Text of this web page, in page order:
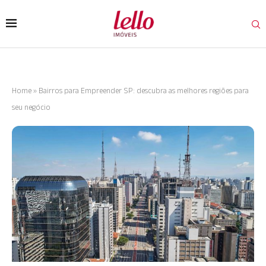
Home » Bairros para Empreender SP: descubra as melhores regiões para
seu negócio